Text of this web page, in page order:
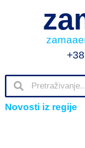
Novosti iz regije